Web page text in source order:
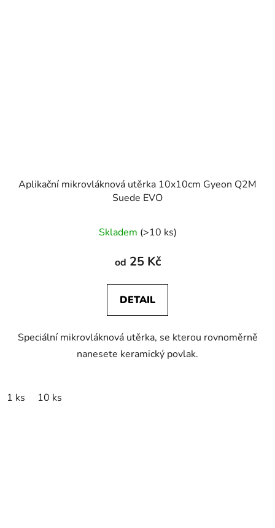
Aplikační mikrovláknová utěrka 10x10cm Gyeon Q2M
Suede EVO
Skladem (>10 ks)
od 25 Kč
DETAIL
Speciální mikrovláknová utěrka, se kterou rovnoměrně
nanesete keramický povlak.
1 ks 10 ks